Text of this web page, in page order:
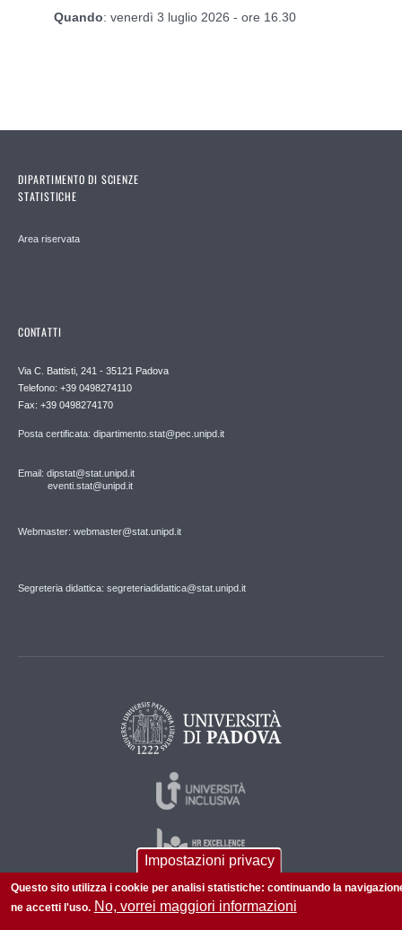
Quando: venerdì 3 luglio 2026 - ore 16.30
DIPARTIMENTO DI SCIENZE
STATISTICHE
Area riservata
CONTATTI
Via C. Battisti, 241 - 35121 Padova
Telefono: +39 0498274110
Fax: +39 0498274170
Posta certificata: dipartimento.stat@pec.unipd.it
Email: dipstat@stat.unipd.it
eventi.stat@unipd.it
Webmaster: webmaster@stat.unipd.it
Segreteria didattica: segreteriadidattica@stat.unipd.it
Impostazioni privacy
Questo sito utilizza i cookie per analisi statistiche: continuando la
ne accetti l'uso. No, vorrei maggiori informazioni